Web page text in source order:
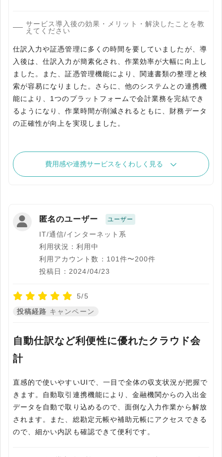
サービス導入後の効果・メリット・解決したことを教
えてください
仕訳入力や証憑管理に多くの時間を要していましたが、導
入後は、仕訳入力が簡素化され、作業効率が大幅に向上し
ました。また、証憑管理機能により、関連書類の整理と検
索が容易になりました。さらに、他のシステムとの連携機
能により、1つのプラットフォームで会計業務を完結でき
るようになり、作業時間が削減されるともに、財務データ
の正確性が向上を実現しました。
費用感や連携サービスをくわしく見る
匿名のユーザー ユーザー
IT/通信/インターネット系
利用状況：利用中
利用アカウント数：101件〜200件
投稿日：2024/04/23
5/5
投稿経路 キャンペーン
自動仕訳など利便性に優れたクラウド会
計
直感的で使いやすいUIで、一目で全体の収支状況が把握で
きます。自動取引連携機能により、金融機関からの入出金
データを自動で取り込めるので、面倒な入力作業から解放
されます。また、総勘定元帳や補助元帳にアクセスできる
ので、細かい内訳も確認できて便利です。